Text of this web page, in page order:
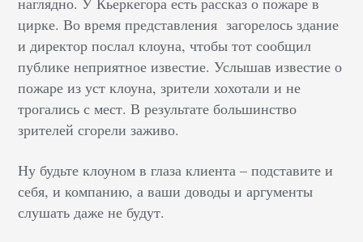
цирке. Во время представления загорелось здание
и директор послал клоуна, чтобы тот сообщил
публике неприятное известие. Услышав известие о
пожаре из уст клоуна, зрители хохотали и не
трогались с мест. В результате большинство
зрителей сгорели заживо.
Ну будьте клоуном в глаза клиента – подставите и
себя, и компанию, а ваши доводы и аргументы
слушать даже не будут.